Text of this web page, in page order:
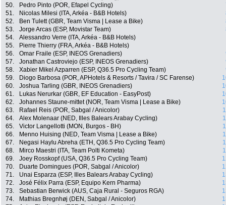
50.
Pedro Pinto (POR, Efapel Cycling)
51.
Nicolas Milesi (ITA, Arkéa - B&B Hotels)
52.
Ben Tulett (GBR, Team Visma | Lease a Bike)
53.
Jorge Arcas (ESP, Movistar Team)
54.
Alessandro Verre (ITA, Arkéa - B&B Hotels)
55.
Pierre Thierry (FRA, Arkéa - B&B Hotels)
56.
Omar Fraile (ESP, INEOS Grenadiers)
57.
Jonathan Castroviejo (ESP, INEOS Grenadiers)
58.
Xabier Mikel Azparren (ESP, Q36.5 Pro Cycling Team)
59.
Diogo Barbosa (POR, APHotels & Resorts / Tavira / SC Farense)
60.
Joshua Tarling (GBR, INEOS Grenadiers)
61.
Lukas Nerurkar (GBR, EF Education - EasyPost)
62.
Johannes Staune-mittet (NOR, Team Visma | Lease a Bike)
63.
Rafael Reis (POR, Sabgal / Anicolor)
64.
Alex Molenaar (NED, Illes Balears Arabay Cycling)
65.
Victor Langellotti (MON, Burgos - BH)
66.
Menno Huising (NED, Team Visma | Lease a Bike)
67.
Negasi Haylu Abreha (ETH, Q36.5 Pro Cycling Team)
68.
Mirco Maestri (ITA, Team Polti Kometa)
69.
Joey Rosskopf (USA, Q36.5 Pro Cycling Team)
70.
Duarte Domingues (POR, Sabgal / Anicolor)
71.
Unai Esparza (ESP, Illes Balears Arabay Cycling)
72.
José Félix Parra (ESP, Equipo Kern Pharma)
73.
Sebastian Berwick (AUS, Caja Rural - Seguros RGA)
74.
Mathias Bregnhøj (DEN, Sabgal / Anicolor)